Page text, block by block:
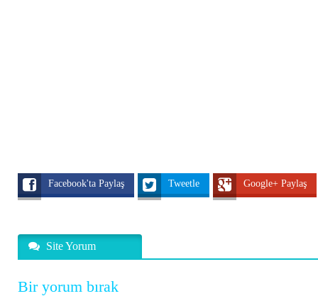
Facebook'ta Paylaş Tweetle Google+ Paylaş
Site Yorum
Bir yorum bırak